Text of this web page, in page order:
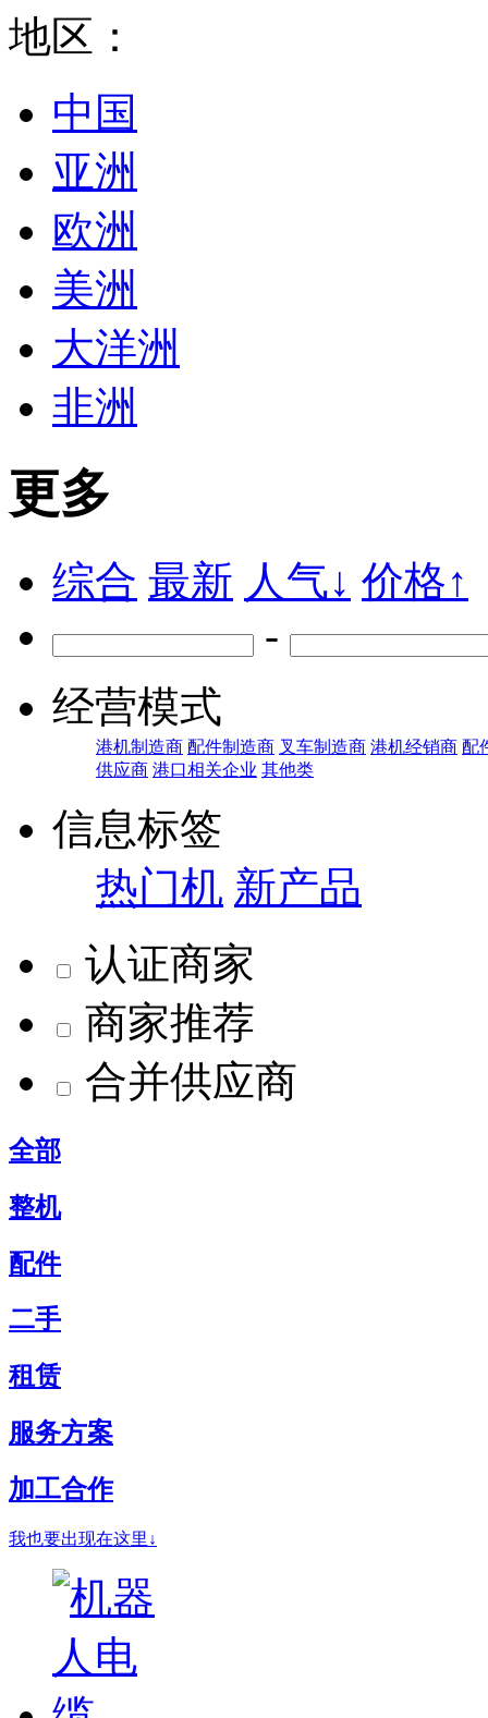
地区：
中国
亚洲
欧洲
美洲
大洋洲
非洲
更多
综合 最新 人气↓ 价格↑
-
经营模式
港机制造商 配件制造商 叉车制造商 港机经销商 配
供应商 港口相关企业 其他类
信息标签
热门机 新产品
认证商家
商家推荐
合并供应商
全部
整机
配件
二手
租赁
服务方案
加工合作
我也要出现在这里↓